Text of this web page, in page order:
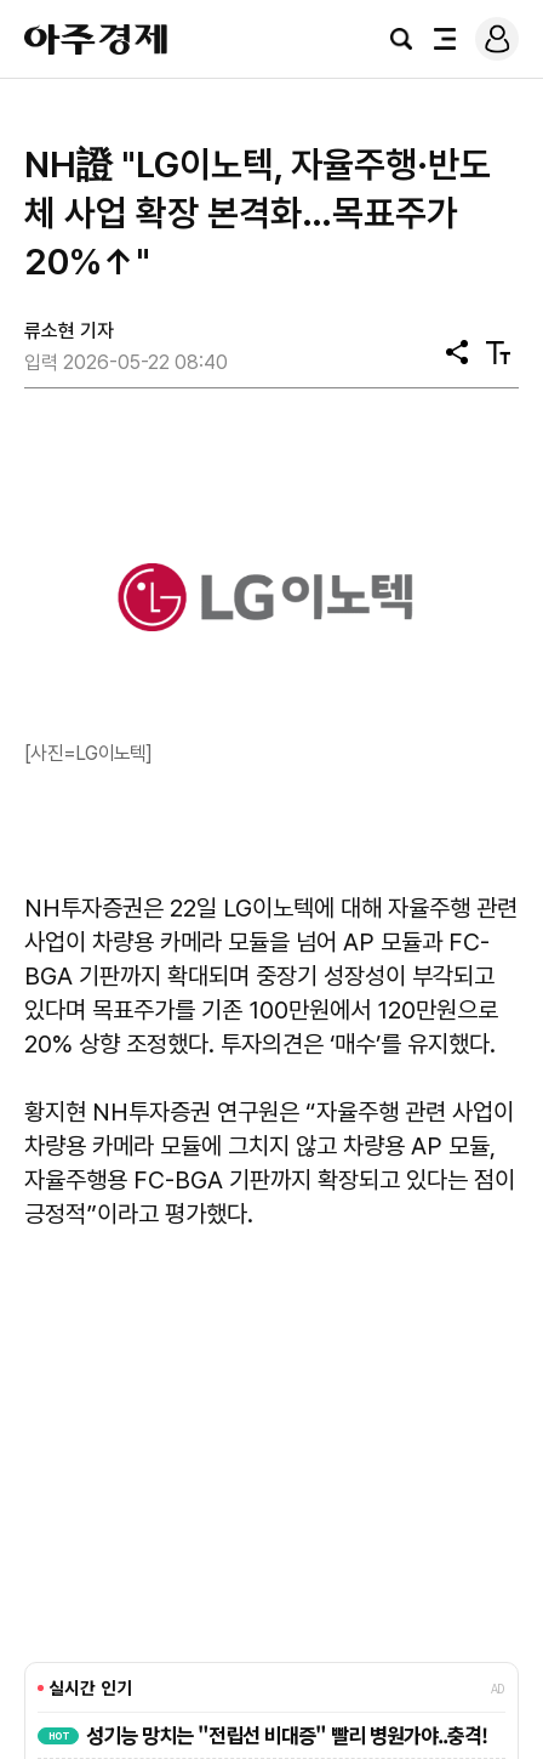
아
주
경
검
전
로
그
NH證 "LG이노텍, 자율주행·반도
체 사업 확장 본격화…목표주가
20%↑"
류소현 기자
입력 2026-05-22 08:40
공
유
텍
스
[사진=LG이노텍]
NH투자증권은 22일 LG이노텍에 대해 자율주행 관련
사업이 차량용 카메라 모듈을 넘어 AP 모듈과 FC-
BGA 기판까지 확대되며 중장기 성장성이 부각되고
있다며 목표주가를 기존 100만원에서 120만원으로
20% 상향 조정했다. 투자의견은 ‘매수’를 유지했다.
황지현 NH투자증권 연구원은 “자율주행 관련 사업이
차량용 카메라 모듈에 그치지 않고 차량용 AP 모듈,
자율주행용 FC-BGA 기판까지 확장되고 있다는 점이
긍정적”이라고 평가했다.